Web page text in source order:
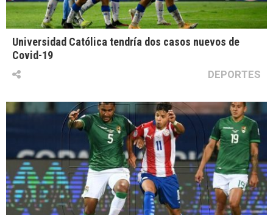
Universidad Católica tendría dos casos nuevos de
Covid-19
DEPORTES